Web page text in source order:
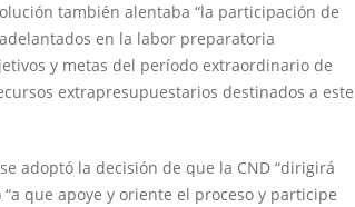
también alentaba “la participación de
en la labor preparatoria
y metas del período extraordinario de
extrapresupuestarios destinados a este
adoptó la decisión de que la CND “dirigirá
que apoye y oriente el proceso y participe